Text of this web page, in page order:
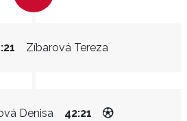
Zíbarová Tereza
Denisa 42:21